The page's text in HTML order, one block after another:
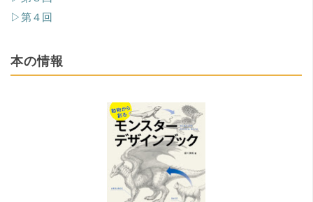
▷第４回
本の情報